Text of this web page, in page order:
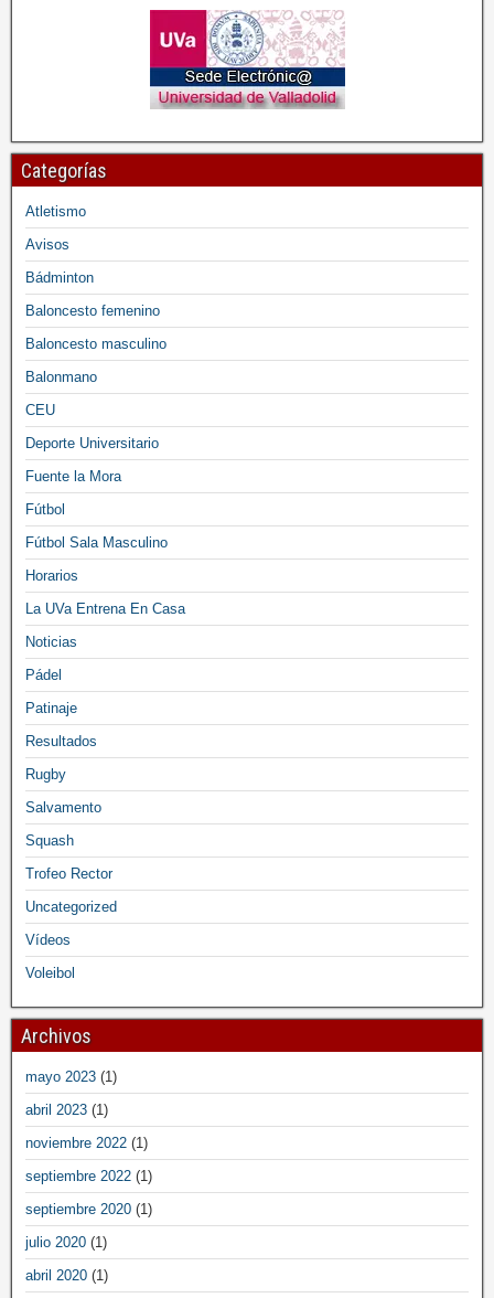
Categorías
Atletismo
Avisos
Bádminton
Baloncesto femenino
Baloncesto masculino
Balonmano
CEU
Deporte Universitario
Fuente la Mora
Fútbol
Fútbol Sala Masculino
Horarios
La UVa Entrena En Casa
Noticias
Pádel
Patinaje
Resultados
Rugby
Salvamento
Squash
Trofeo Rector
Uncategorized
Vídeos
Voleibol
Archivos
mayo 2023 (1)
abril 2023 (1)
noviembre 2022 (1)
septiembre 2022 (1)
septiembre 2020 (1)
julio 2020 (1)
abril 2020 (1)